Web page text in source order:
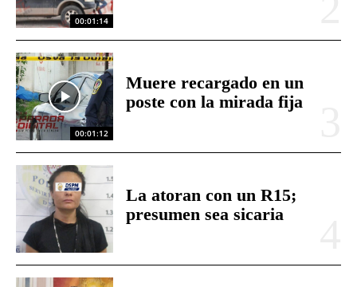
00:01:14
00:01:12
Muere recargado en un
poste con la mirada fija
La atoran con un R15;
presumen sea sicaria